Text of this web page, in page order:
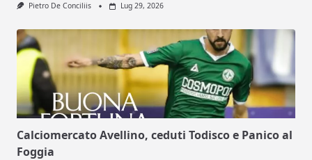
Pietro De Conciliis Lug 29, 2026
Calciomercato Avellino, ceduti Todisco e Panico al
Foggia